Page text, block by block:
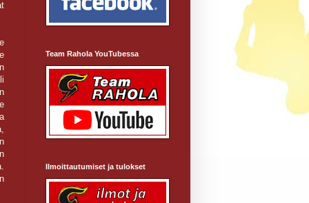
Team Rahola YouTubessa
Ilmoittautumiset ja tulokset